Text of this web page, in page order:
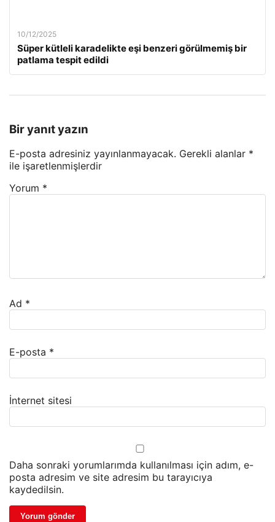
10/12/2025
Süper kütleli karadelikte eşi benzeri görülmemiş bir
patlama tespit edildi
Bir yanıt yazın
E-posta adresiniz yayınlanmayacak. Gerekli alanlar *
ile işaretlenmişlerdir
Yorum *
Ad *
E-posta *
İnternet sitesi
Daha sonraki yorumlarımda kullanılması için adım, e-
posta adresim ve site adresim bu tarayıcıya
kaydedilsin.